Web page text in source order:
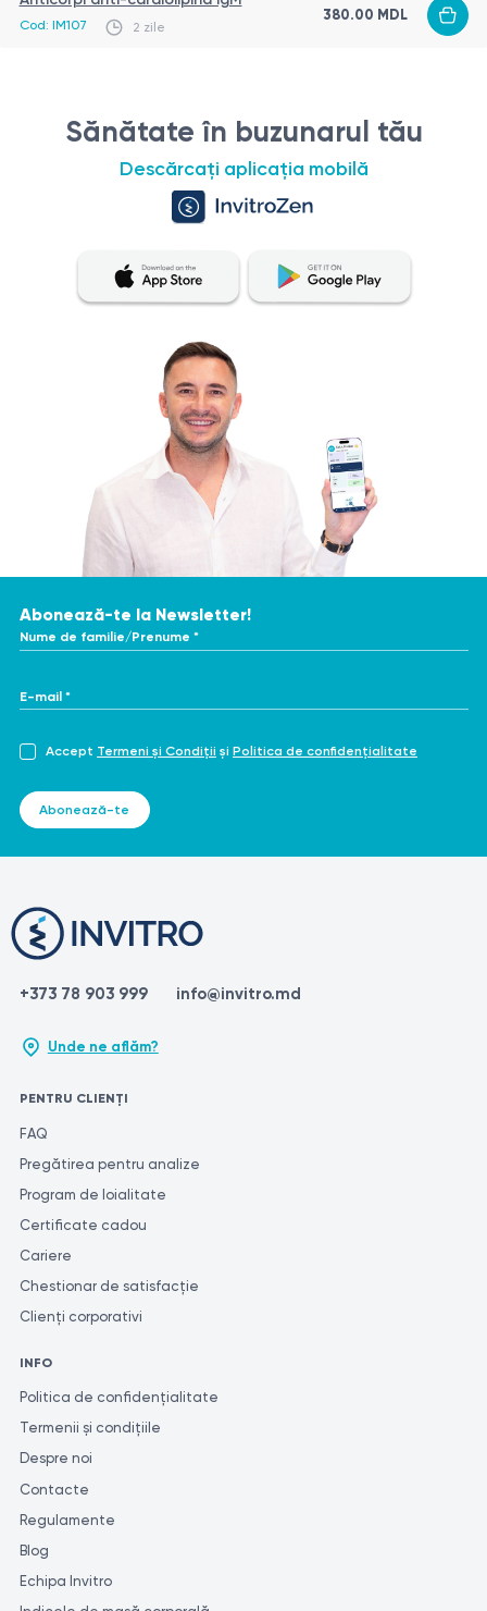
Cod: IM107 2 zile
380.00 MDL
Sănătate în buzunarul tău
Descărcați aplicația mobilă
Abonează-te la Newsletter!
Nume de familie/Prenume *
E-mail *
Accept Termeni și Condiții și Politica de confidențialitate
Abonează-te
+373 78 903 999 info@invitro.md
Unde ne aflăm?
PENTRU CLIENȚI
FAQ
Pregătirea pentru analize
Program de loialitate
Certificate cadou
Cariere
Chestionar de satisfacție
Clienți corporativi
INFO
Politica de confidențialitate
Termenii și condițiile
Despre noi
Contacte
Regulamente
Blog
Echipa Invitro